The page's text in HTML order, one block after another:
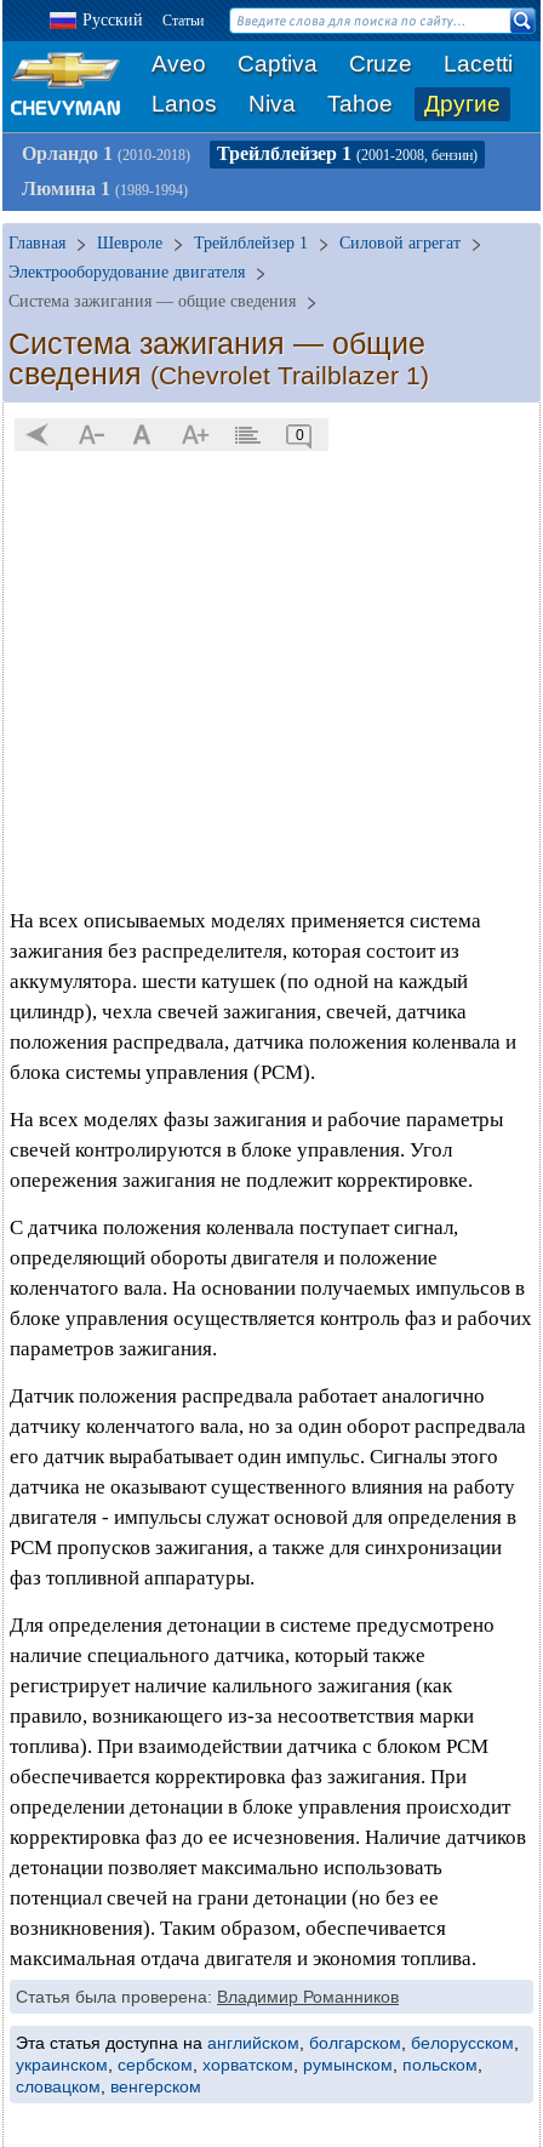
Русский Статьи
Aveo Captiva Cruze
Lacetti
Lanos
Niva Tahoe Другие
Орландо 1 (2010-2018) Трейлблейзер 1 (2001-2008, бензин)
Люмина 1 (1989-1994)
Главная Шевроле Трейлблейзер 1
Силовой агрегат
Электрооборудование двигателя
Система зажигания — общие сведения
Система зажигания — общие
сведения (Chevrolet Trailblazer 1)
0
На всех описываемых моделях применяется система
зажигания без распределителя, которая состоит из
аккумулятора. шести катушек (по одной на каждый
цилиндр), чехла свечей зажигания, свечей, датчика
положения распредвала, датчика положения коленвала и
блока системы управления (РСМ).
На всех моделях фазы зажигания и рабочие параметры
свечей контролируются в блоке управления. Угол
опережения зажигания не подлежит корректировке.
С датчика положения коленвала поступает сигнал,
определяющий обороты двигателя и положение
коленчатого вала. На основании получаемых импульсов в
блоке управления осуществляется контроль фаз и рабочих
параметров зажигания.
Датчик положения распредвала работает аналогично
датчику коленчатого вала, но за один оборот распредвала
его датчик вырабатывает один импульс. Сигналы этого
датчика не оказывают существенного влияния на работу
двигателя - импульсы служат основой для определения в
РСМ пропусков зажигания, а также для синхронизации
фаз топливной аппаратуры.
Для определения детонации в системе предусмотрено
наличие специального датчика, который также
регистрирует наличие калильного зажигания (как
правило, возникающего из-за несоответствия марки
топлива). При взаимодействии датчика с блоком РСМ
обеспечивается корректировка фаз зажигания. При
определении детонации в блоке управления происходит
корректировка фаз до ее исчезновения. Наличие датчиков
детонации позволяет максимально использовать
потенциал свечей на грани детонации (но без ее
возникновения). Таким образом, обеспечивается
максимальная отдача двигателя и экономия топлива.
Статья была проверена: Владимир Романников
Эта статья доступна на английском болгарском белорусском
украинском сербском хорватском румынском польском
словацком
венгерском